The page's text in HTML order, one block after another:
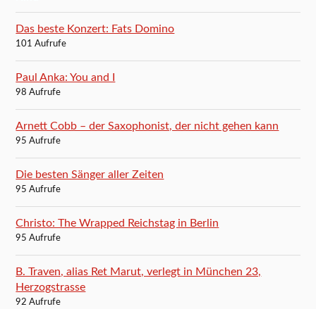
Das beste Konzert: Fats Domino
101 Aufrufe
Paul Anka: You and I
98 Aufrufe
Arnett Cobb – der Saxophonist, der nicht gehen kann
95 Aufrufe
Die besten Sänger aller Zeiten
95 Aufrufe
Christo: The Wrapped Reichstag in Berlin
95 Aufrufe
B. Traven, alias Ret Marut, verlegt in München 23,
Herzogstrasse
92 Aufrufe